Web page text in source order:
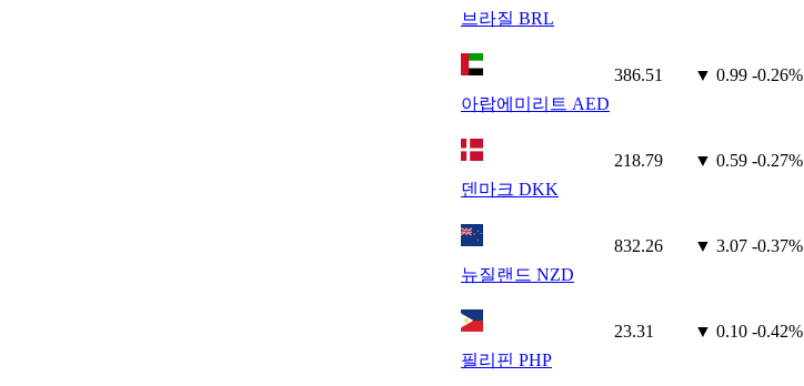
브라질 BRL
아랍에미리트 AED
386.51 ▼ 0.99 -0.26%
덴마크 DKK
218.79 ▼ 0.59 -0.27%
뉴질랜드 NZD
832.26 ▼ 3.07 -0.37%
필리핀 PHP
23.31 ▼ 0.10 -0.42%